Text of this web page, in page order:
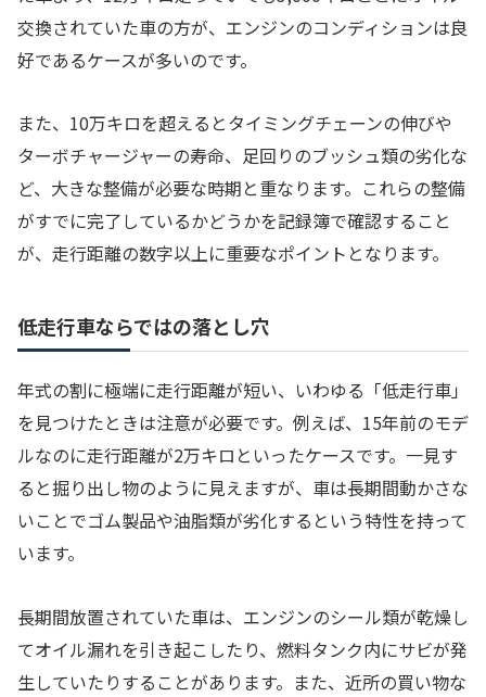
交換されていた車の方が、エンジンのコンディションは良
好であるケースが多いのです。
また、10万キロを超えるとタイミングチェーンの伸びや
ターボチャージャーの寿命、足回りのブッシュ類の劣化な
ど、大きな整備が必要な時期と重なります。これらの整備
がすでに完了しているかどうかを記録簿で確認すること
が、走行距離の数字以上に重要なポイントとなります。
低走行車ならではの落とし穴
年式の割に極端に走行距離が短い、いわゆる「低走行車」
を見つけたときは注意が必要です。例えば、15年前のモデ
ルなのに走行距離が2万キロといったケースです。一見す
ると掘り出し物のように見えますが、車は長期間動かさな
いことでゴム製品や油脂類が劣化するという特性を持って
います。
長期間放置されていた車は、エンジンのシール類が乾燥し
てオイル漏れを引き起こしたり、燃料タンク内にサビが発
生していたりすることがあります。また、近所の買い物な